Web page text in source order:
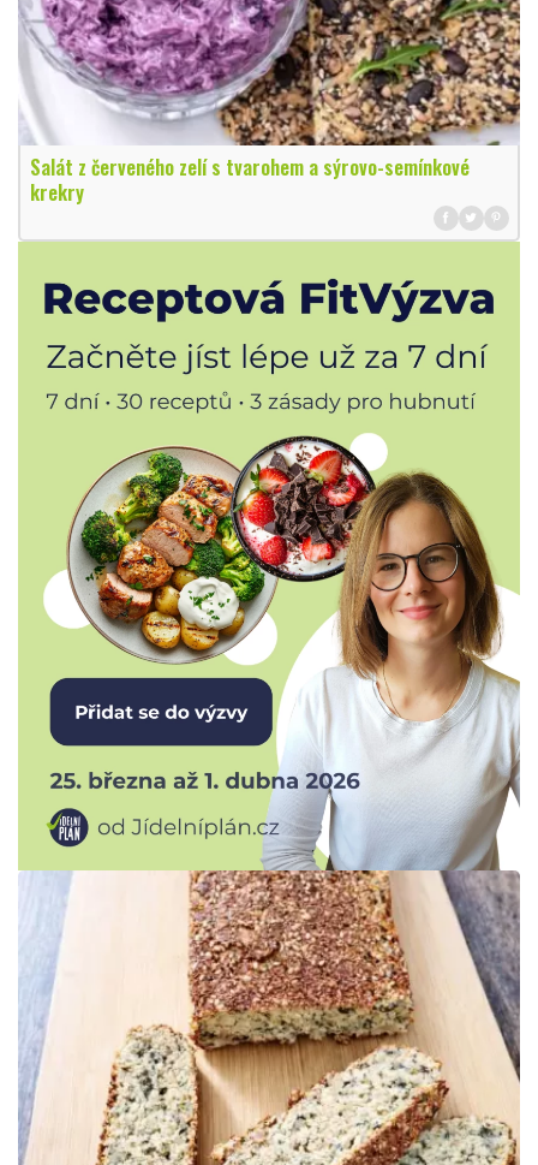
Salát z červeného zelí s tvarohem a sýrovo-semínkové
krekry